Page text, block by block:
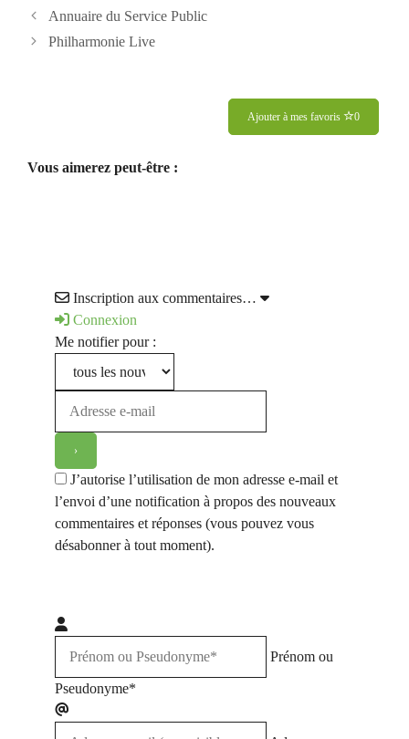
Annuaire du Service Public
Philharmonie Live
Ajouter à mes favoris 0
Vous aimerez peut-être :
Inscription aux commentaires…
Connexion
Me notifier pour :
J’autorise l’utilisation de mon adresse e-mail et
l’envoi d’une notification à propos des nouveaux
commentaires et réponses (vous pouvez vous
désabonner à tout moment).
Prénom ou
Pseudonyme*